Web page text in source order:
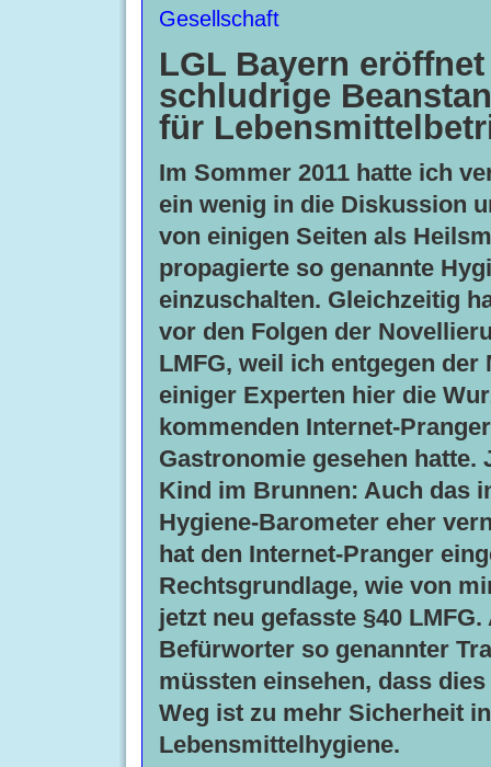
Gesellschaft
LGL Bayern eröffnet
schludrige
für
Im Sommer 2011 hatte ich
ein wenig in die Diskussion
von einigen Seiten als
propagierte so genannte
einzuschalten. Gleichzeitig
vor den Folgen der
LMFG, weil ich entgegen der
einiger Experten hier die
kommenden Internet-
Gastronomie gesehen hatte.
Kind im Brunnen: Auch das
Hygiene-Barometer eher
hat den Internet-Pranger
Rechtsgrundlage, wie von
jetzt neu gefasste §40
Befürworter so genannter
müssten einsehen, dass
Weg ist zu mehr Sicherheit
Lebensmittelhygiene.